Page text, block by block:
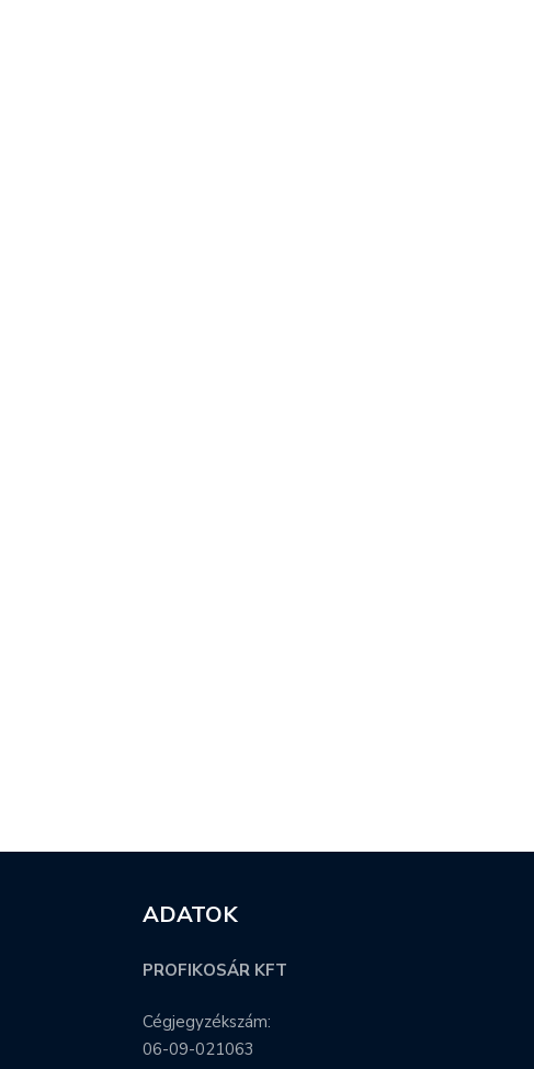
ADATOK
PROFIKOSÁR KFT
Cégjegyzékszám:
06-09-021063